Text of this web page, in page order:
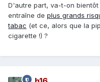
D'autre part, va-t-on
entraîne de plus grands
tabac (et ce, alors que la
cigarette !) ?